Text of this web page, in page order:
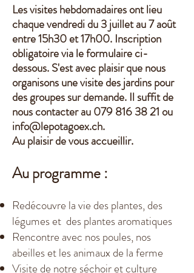
Les visites hebdomadaires ont lieu
chaque vendredi du 3 juillet au 7 août
entre 15h30 et 17h00. Inscription
obligatoire via le formulaire ci-
dessous. S'est avec plaisir que nous
organisons une visite des jardins pour
des groupes sur demande. Il suffit de
nous contacter au079 816 38 21ou
info@lepotagoex.ch.
Au plaisir de vousaccueillir.
Au programme :
Redécouvre la vie des plantes, des
légumes et des plantes aromatiques
Rencontre avec nos poules, nos
abeilles et les animaux de la ferme
Visite de notre séchoir et culture